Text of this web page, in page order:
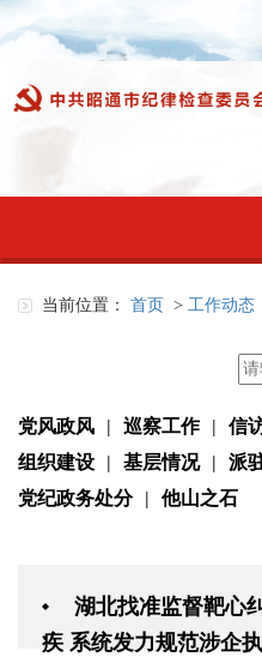
当前位置： 首页 > 工作动态
党风政风 | 巡察工作 | 信
组织建设
| 基层情况 | 派
党纪政务处分
| 他山之石
湖北找准监督靶心
疾 系统发力规范涉企